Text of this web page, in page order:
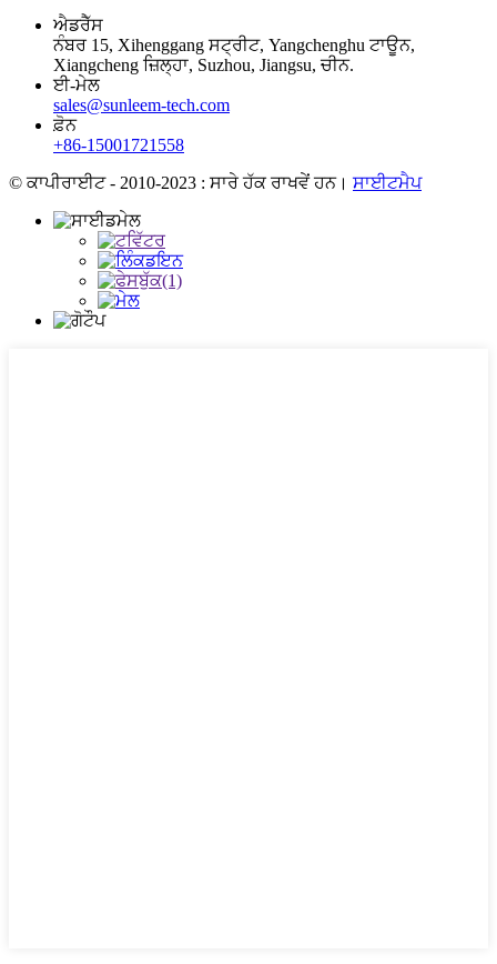
ਐਡਰੈੱਸ
ਨੰਬਰ 15, Xihenggang ਸਟ੍ਰੀਟ, Yangchenghu ਟਾਊਨ,
Xiangcheng ਜ਼ਿਲ੍ਹਾ, Suzhou, Jiangsu, ਚੀਨ.
ਈ-ਮੇਲ
sales@sunleem-tech.com
ਫ਼ੋਨ
+86-15001721558
© ਕਾਪੀਰਾਈਟ - 2010-2023 : ਸਾਰੇ ਹੱਕ ਰਾਖਵੇਂ ਹਨ। ਸਾਈਟਮੈਪ